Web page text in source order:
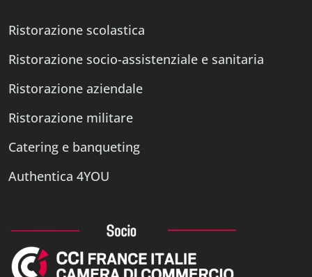
Ristorazione scolastica
Ristorazione socio-assistenziale e sanitaria
Ristorazione aziendale
Ristorazione militare
Catering e banqueting
Authentica 4YOU